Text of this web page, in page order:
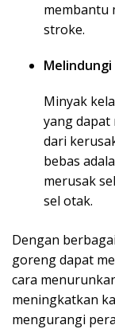
membantu
stroke.
Minyak
yang dapat
dari
bebas
merusak
sel otak.
Dengan
goreng dapat
cara
meningkatkan
mengurangi